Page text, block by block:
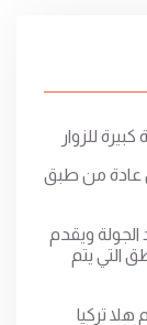
للزوار
عادة من طبق
الجولة ويقدم
التي يتم
هلا تركيا